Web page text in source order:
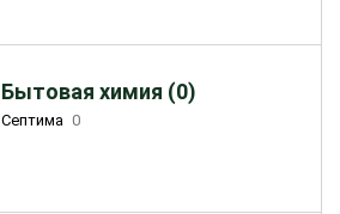
Бытовая химия (0)
Септима 0